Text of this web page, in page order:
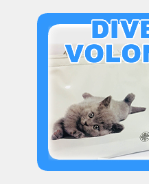
Bilancio
I volontari
I nostri ospiti
Cani
Cani taglia grande